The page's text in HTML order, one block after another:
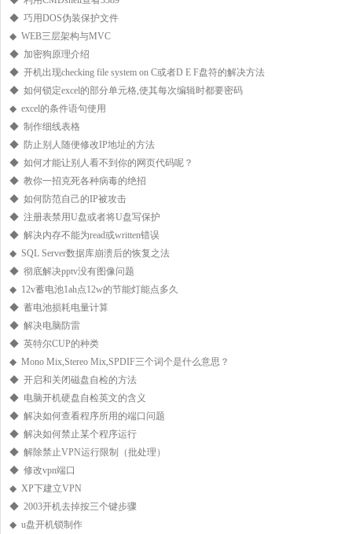
◆ 巧用DOS伪装保护文件
◆ WEB三层架构与MVC
◆ 加密狗原理介绍
◆ 开机出现checking file system on C或者D E F盘符的解决方法
◆ 如何锁定excel的部分单元格,使其每次编辑时都要密码
◆ excel的条件语句使用
◆ 制作细线表格
◆ 防止别人随便修改IP地址的方法
◆ 如何才能让别人看不到你的网页代码呢？
◆ 教你一招克死各种病毒的绝招
◆ 如何防范自己的IP被攻击
◆ 注册表禁用U盘或者将U盘写保护
◆ 解决内存不能为read或written错误
◆ SQL Server数据库崩溃后的恢复之法
◆ 彻底解决pptv没有图像问题
◆ 12v蓄电池1ah点12w的节能灯能点多久
◆ 蓄电池损耗电量计算
◆ 解决电脑防雷
◆ 英特尔CUP的种类
◆ Mono Mix,Stereo Mix,SPDIF三个词个是什么意思？
◆ 开启和关闭磁盘自检的方法
◆ 电脑开机硬盘自检英文的含义
◆ 解决如何查看程序所用的端口问题
◆ 解决如何禁止某个程序运行
◆ 解除禁止VPN运行限制（批处理）
◆ 修改vpn端口
◆ XP下建立VPN
◆ 2003开机去掉按三个键步骤
◆ u盘开机锁制作